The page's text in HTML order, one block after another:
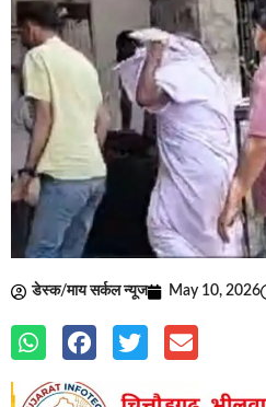
डेस्क/माय सर्कल न्यूज May 10, 2026